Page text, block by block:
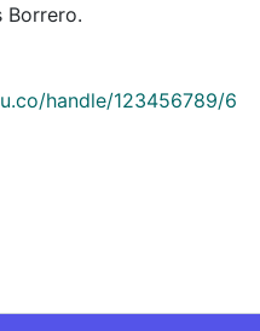
Borrero.
handle/123456789/6